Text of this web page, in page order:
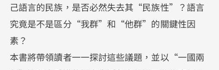
己語言的民族，是否必然失去其“民族性”？語言
究竟是不是區分“我群”和“他群”的關鍵性因
素？
本書將帶領讀者一一探討這些議題，並以“一國兩